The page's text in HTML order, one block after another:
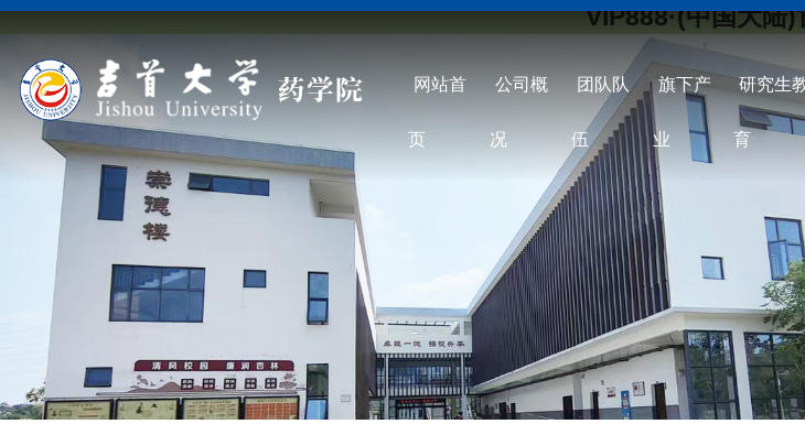
VIP888·(中国大陆)
网站首
页
公司概
况
团队队
伍
旗下产
业
研究生
育